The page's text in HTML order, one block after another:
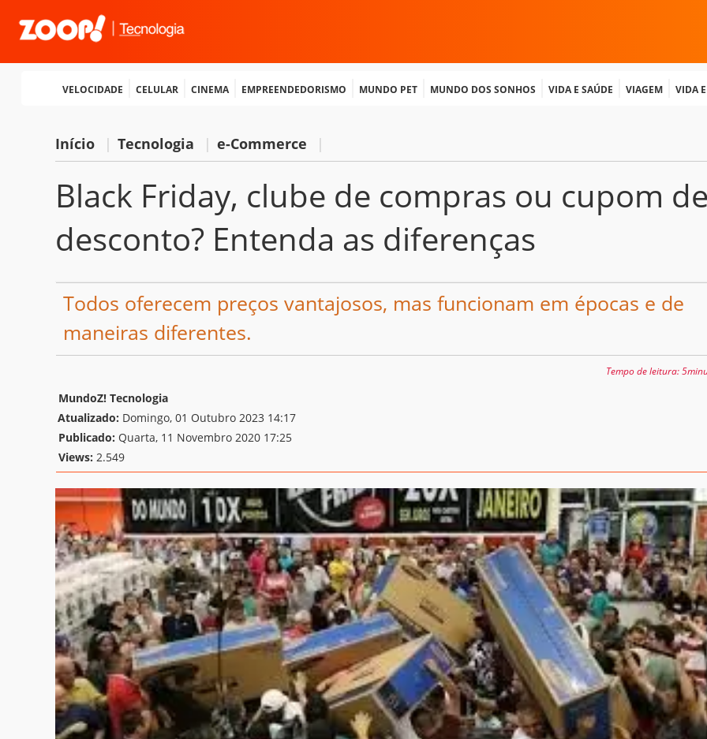
Velocidade Celular Cinema Empreendedorismo Mundo Pet Mundo dos Sonhos Vida e Saúde Viagem Vida
Início | Tecnologia | e-Commerce |
Black Friday, clube de compras ou cupom
desconto? Entenda as diferenças
Todos oferecem preços vantajosos, mas funcionam em épocas e de
maneiras diferentes.
Tempo de leitura:
MundoZ! Tecnologia
Atualizado: Domingo, 01 Outubro 2023 14:17
Publicado: Quarta, 11 Novembro 2020 17:25
Views: 2.549